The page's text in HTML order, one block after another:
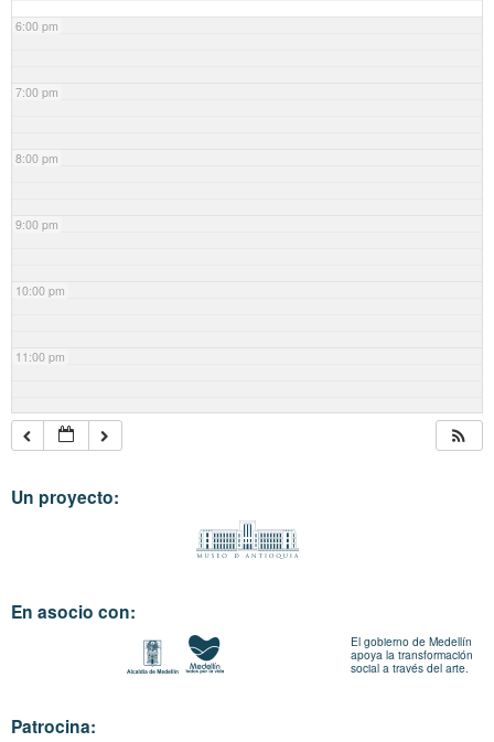
6:00 pm
7:00 pm
8:00 pm
9:00 pm
10:00 pm
11:00 pm
Un proyecto:
En asocio con:
El gobierno de Medellín
apoya la transformación
social a través del arte.
Patrocina: